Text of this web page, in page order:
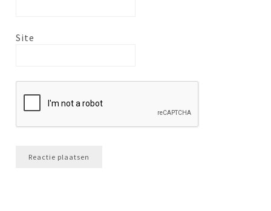
Site